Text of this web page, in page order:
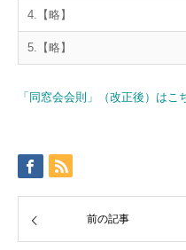
4.【略】
5.【略】
「同窓会会則」（改正後）はこ
前の記事